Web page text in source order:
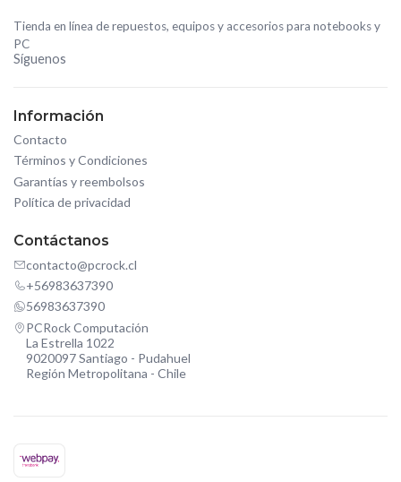
Tienda en línea de repuestos, equipos y accesorios para notebooks y
PC
Síguenos
Información
Contacto
Términos y Condiciones
Garantías y reembolsos
Política de privacidad
Contáctanos
contacto@pcrock.cl
+56983637390
56983637390
PCRock Computación
La Estrella 1022
9020097 Santiago - Pudahuel
Región Metropolitana - Chile